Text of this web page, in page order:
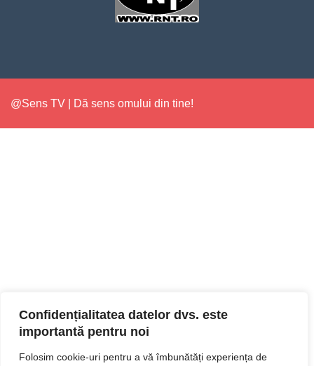
Confidențialitatea datelor dvs. este
importantă pentru noi
Folosim cookie-uri pentru a vă îmbunătăți experiența de
@Sens TV | Dă sens omului din tine!